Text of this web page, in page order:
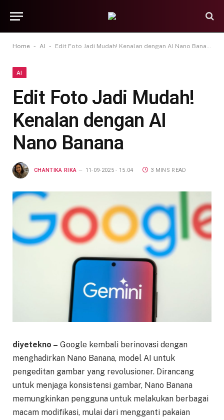
Home - AI - Edit Foto Jadi Mudah! Kenalan dengan AI Nano Banana
AI
Edit Foto Jadi Mudah!
Kenalan dengan AI
Nano Banana
CHANTIKA RIKA 11-09-2025 - 15.04 3 MINS READ
diyetekno – Google kembali berinovasi dengan
menghadirkan Nano Banana, model AI untuk
pengeditan gambar yang revolusioner. Dirancang
untuk menjaga konsistensi gambar, Nano Banana
memungkinkan pengguna untuk melakukan berbagai
macam modifikasi, mulai dari mengganti pakaian